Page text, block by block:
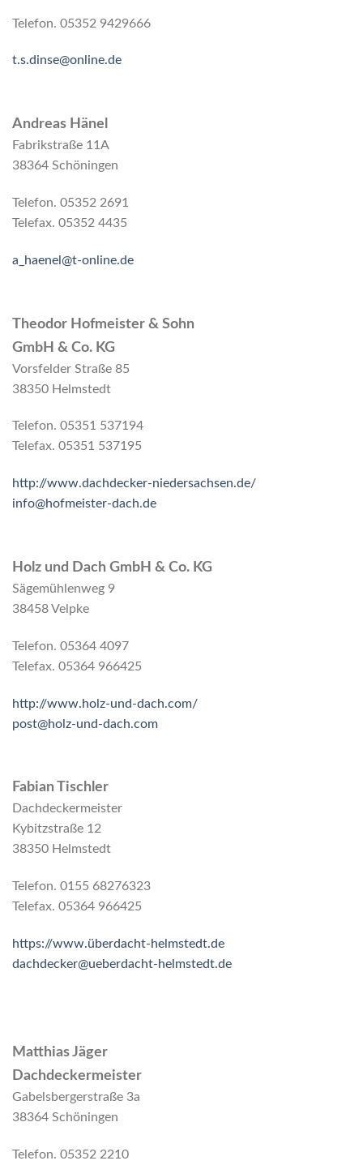
Telefon. 05352 9429666
t.s.dinse@online.de
Andreas Hänel
Fabrikstraße 11A
38364 Schöningen
Telefon. 05352 2691
Telefax. 05352 4435
a_haenel@t-online.de
Theodor Hofmeister & Sohn
GmbH & Co. KG
Vorsfelder Straße 85
38350 Helmstedt
Telefon. 05351 537194
Telefax. 05351 537195
http://www.dachdecker-niedersachsen.de/
info@hofmeister-dach.de
Holz und Dach GmbH & Co. KG
Sägemühlenweg 9
38458 Velpke
Telefon. 05364 4097
Telefax. 05364 966425
http://www.holz-und-dach.com/
post@holz-und-dach.com
Fabian Tischler
Dachdeckermeister
Kybitzstraße 12
38350 Helmstedt
Telefon. 0155 68276323
Telefax. 05364 966425
https://www.überdacht-helmstedt.de
dachdecker@ueberdacht-helmstedt.de
Matthias Jäger
Dachdeckermeister
Gabelsbergerstraße 3a
38364 Schöningen
Telefon. 05352 2210